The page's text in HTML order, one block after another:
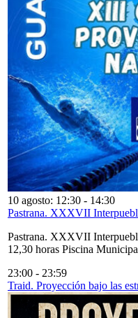
10 agosto: 12:30 - 14:30
Pastrana. XXXVII
Pastrana. XXXVII
12,30 horas Piscina
23:00 - 23:59
Traid. Proyección bajo las